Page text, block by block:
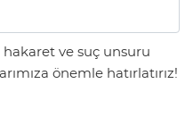
ve suç unsuru
önemle hatırlatırız!